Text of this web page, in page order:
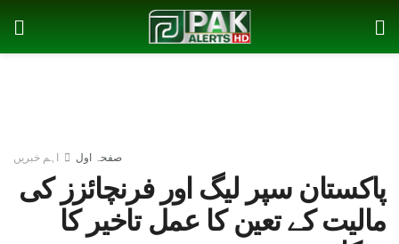
صفحہ اول اہم خبریں
پاکستان سپر لیگ اور فرنچائزز کی
مالیت کے تعین کا عمل تاخیر کا